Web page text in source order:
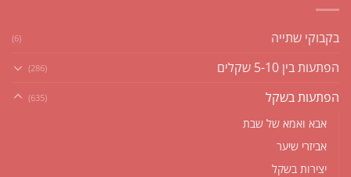
בקבוקי שתייה (6)
הפתעות בין 5-10 שקלים (286)
הפתעות בשקל (635)
אבא ואמא של שבת
אביזרי שיער
יצירות בשקל